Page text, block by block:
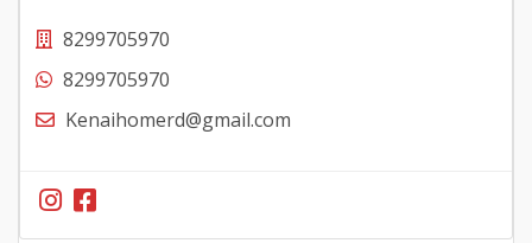
8299705970
8299705970
Kenaihomerd@gmail.com